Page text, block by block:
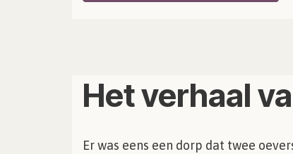
Het verhaal
Er was eens een dorp dat twee